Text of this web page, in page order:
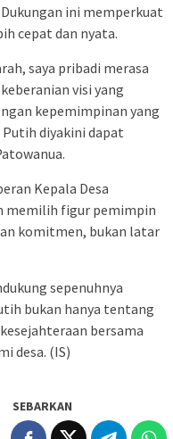
ini memperkuat
cepat dan nyata.
saya pribadi merasa
visi yang
kepemimpinan yang
diyakini dapat
Kepala Desa
memilih figur pemimpin
komitmen, bukan latar
sepenuhnya
bukan hanya tentang
bersama
desa. (IS)
SEBARKAN